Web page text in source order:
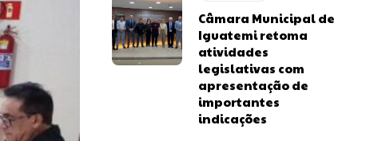
Câmara Municipal de
Iguatemi retoma
atividades
legislativas com
apresentação de
importantes
indicações